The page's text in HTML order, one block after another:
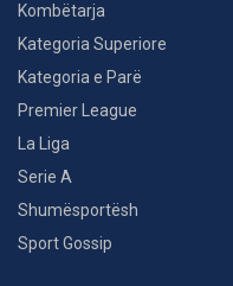
Kombëtarja
Kategoria Superiore
Kategoria e Parë
Premier League
La Liga
Serie A
Shumësportësh
Sport Gossip